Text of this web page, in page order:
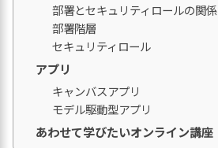
部署とセキュリティロールの関係
部署階層
セキュリティロール
アプリ
キャンバスアプリ
モデル駆動型アプリ
あわせて学びたいオンライン講座